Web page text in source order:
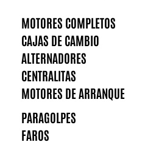
MOTORES COMPLETOS
CAJAS DE CAMBIO
ALTERNADORES
CENTRALITAS
MOTORES DE ARRANQUE
PARAGOLPES
FAROS